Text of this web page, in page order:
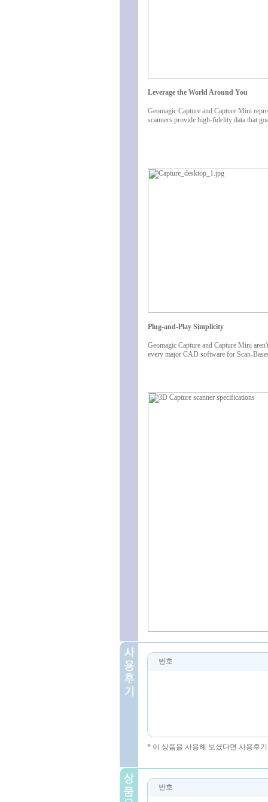
Leverage the World Around You
Geomagic Capture and Capture Mini
scanners provide high-fidelity data that
Plug-and-Play Simplicity
Geomagic Capture and Capture Mini
every major CAD software for Scan-
번호
* 이 상품을 사용해 보셨다면 사용후
번호